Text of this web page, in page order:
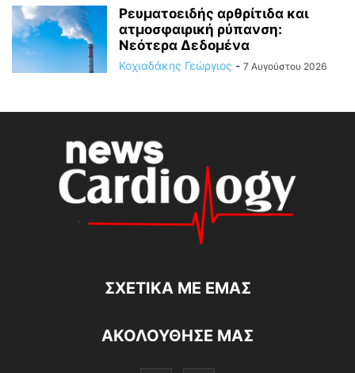
Ρευματοειδής αρθρίτιδα και
ατμοσφαιρική ρύπανση:
Νεότερα Δεδομένα
Κοχιαδάκης Γεώργιος - 7 Αυγούστου 2026
ΣΧΕΤΙΚΆ ΜΕ ΕΜΆΣ
ΑΚΟΛΟΥΘΗΣΕ ΜΑΣ